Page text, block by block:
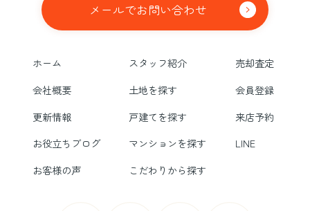
メールでお問い合わせ
ホーム スタッフ紹介
売却査定
会社概要
土地を探す
会員登録
更新情報
戸建てを探す
来店予約
お役立ちブログ
マンションを探す
LINE
お客様の声
こだわりから探す